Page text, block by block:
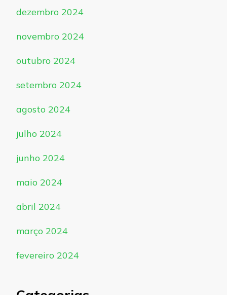
dezembro 2024
novembro 2024
outubro 2024
setembro 2024
agosto 2024
julho 2024
junho 2024
maio 2024
abril 2024
março 2024
fevereiro 2024